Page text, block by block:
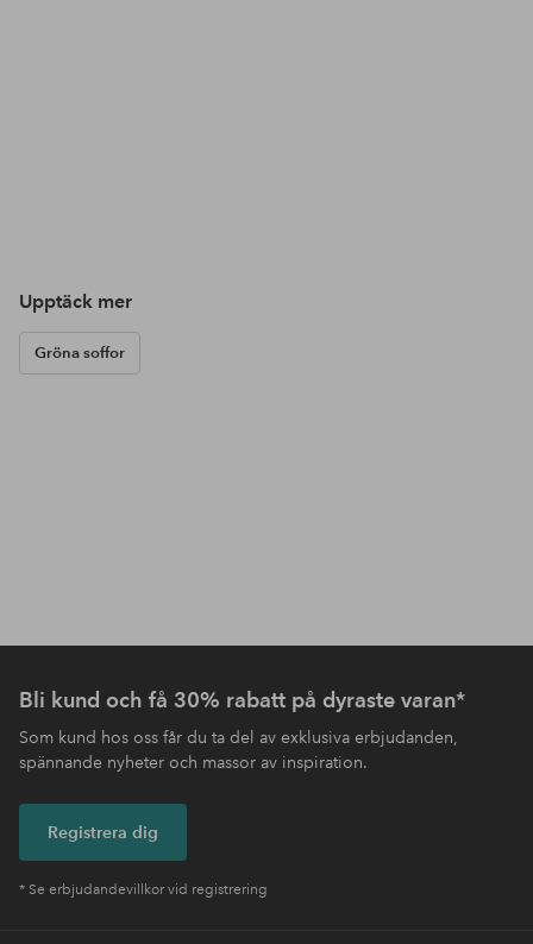
Upptäck mer
Gröna soffor
Bli kund och få 30% rabatt på dyraste varan*
Som kund hos oss får du ta del av exklusiva erbjudanden,
spännande nyheter och massor av inspiration.
Registrera dig
* Se erbjudandevillkor vid registrering